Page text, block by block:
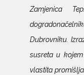
Zamjenica
Dubrovniku.
susreta u
vlastita